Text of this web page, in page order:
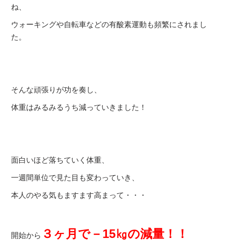
ね、
ウォーキングや自転車などの有酸素運動も頻繁にされまし
た。
そんな頑張りが功を奏し、
体重はみるみるうち減っていきました！
面白いほど落ちていく体重、
一週間単位で見た目も変わっていき、
本人のやる気もますます高まって・・・
開始から ３ヶ月で－15㎏の減量！！